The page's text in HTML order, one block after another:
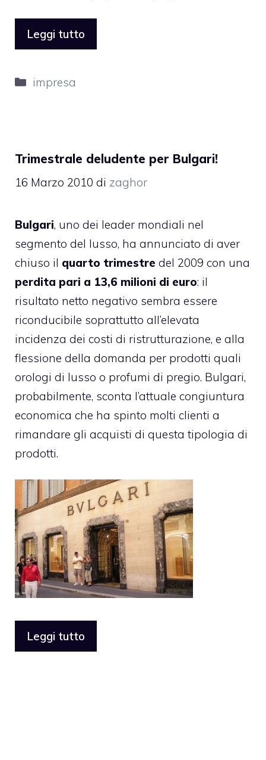
Leggi tutto
Categorie
impresa
Trimestrale deludente per Bulgari!
16 Marzo 2010 di zaghor
Bulgari, uno dei leader mondiali nel
segmento del lusso, ha annunciato di aver
chiuso il quarto trimestre del 2009 con una
perdita pari a 13,6 milioni di euro: il
risultato netto negativo sembra essere
riconducibile soprattutto all’elevata
incidenza dei costi di ristrutturazione, e alla
flessione della domanda per prodotti quali
orologi di lusso o profumi di pregio. Bulgari,
probabilmente, sconta l’attuale congiuntura
economica che ha spinto molti clienti a
rimandare gli acquisti di questa tipologia di
prodotti.
Leggi tutto